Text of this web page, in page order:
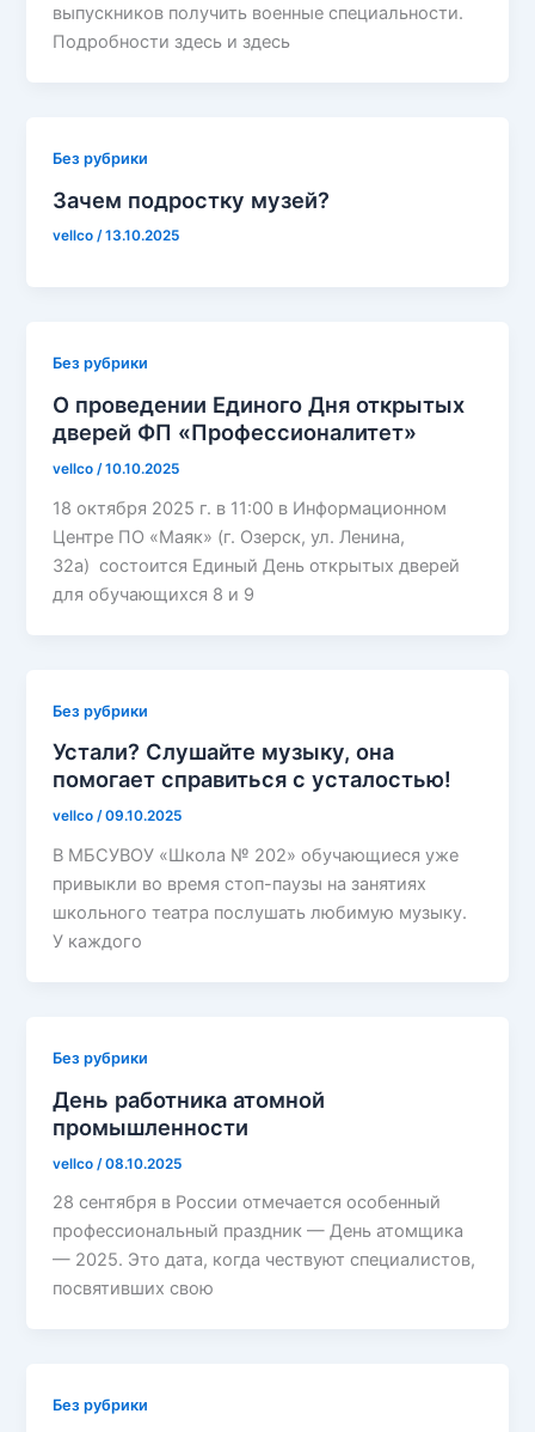
выпускников получить военные специальности.
Подробности здесь и здесь
Без рубрики
Зачем подростку музей?
vellco/13.10.2025
Без рубрики
О проведении Единого Дня открытых
дверей ФП «Профессионалитет»
vellco/10.10.2025
18 октября 2025 г. в 11:00 в Информационном
Центре ПО «Маяк» (г. Озерск, ул. Ленина,
32а) состоится Единый День открытых дверей
для обучающихся 8 и 9
Без рубрики
Устали? Слушайте музыку, она
помогает справиться с усталостью!
vellco/09.10.2025
В МБСУВОУ «Школа № 202» обучающиеся уже
привыкли во время стоп-паузы на занятиях
школьного театра послушать любимую музыку.
У каждого
Без рубрики
День работника атомной
промышленности
vellco /08.10.2025
28 сентября в России отмечается особенный
профессиональный праздник — День атомщика
— 2025. Это дата, когда чествуют специалистов,
посвятивших свою
Без рубрики